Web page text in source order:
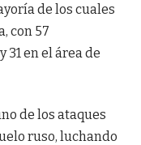
de los cuales
con 57
31 en el área de
de los ataques
ruso, luchando